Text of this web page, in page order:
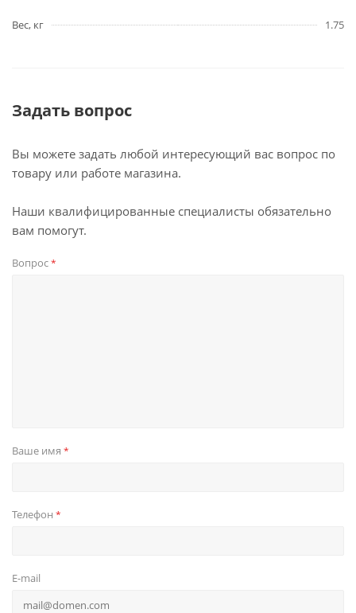
Вес, кг 1.75
Задать вопрос
Вы можете задать любой интересующий вас вопрос по
товару или работе магазина.
Наши квалифицированные специалисты обязательно
вам помогут.
Вопрос*
Ваше имя *
Телефон *
E-mail